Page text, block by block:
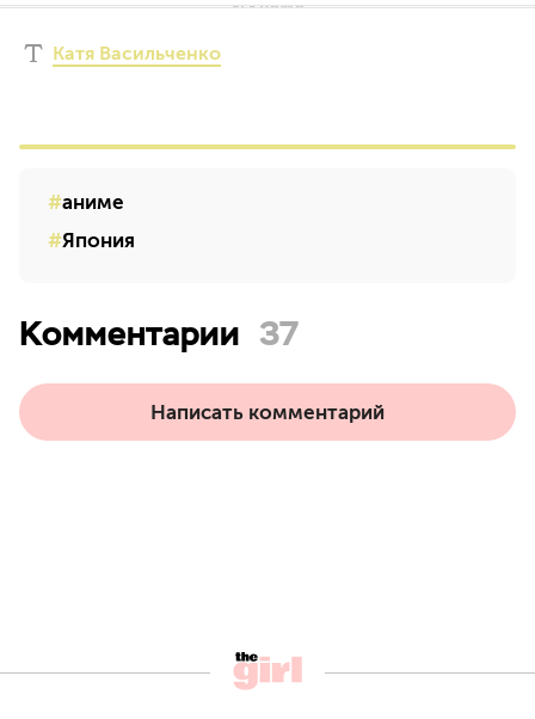
Катя Васильченко
аниме
Япония
Комментарии 37
Написать комментарий